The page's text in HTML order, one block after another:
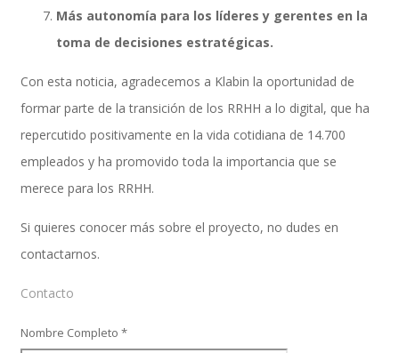
SAP Travel OnDemand
Cloud Conveyer
SAP Onpremise Servicios y Productos
Más autonomía para los líderes y gerentes en la
toma de decisiones estratégicas.
Con esta noticia, agradecemos a Klabin la oportunidad de
formar parte de la transición de los RRHH a lo digital, que ha
repercutido positivamente en la vida cotidiana de 14.700
empleados y ha promovido toda la importancia que se
merece para los RRHH.
Si quieres conocer más sobre el proyecto, no dudes en
contactarnos.
Contacto
Nombre Completo *